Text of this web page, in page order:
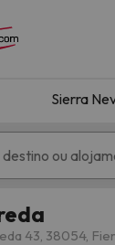
Sierra
43, 38054,